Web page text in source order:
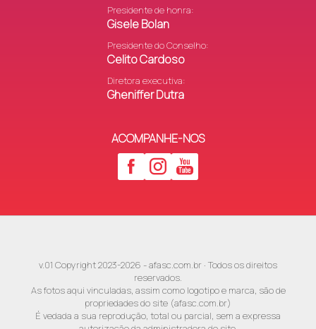
Presidente de honra:
Gisele Bolan
Presidente do Conselho:
Celito Cardoso
Diretora executiva:
Gheniffer Dutra
ACOMPANHE-NOS
v.01 Copyright 2023-2026 - afasc.com.br · Todos os direitos
reservados.
As fotos aqui vinculadas, assim como logotipo e marca, são de
propriedades do site (afasc.com.br)
É vedada a sua reprodução, total ou parcial, sem a expressa